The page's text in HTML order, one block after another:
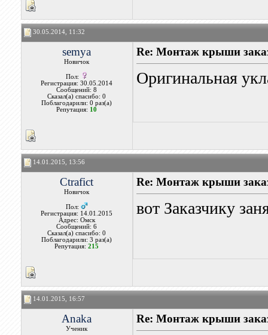
30.05.2014, 11:32
semya
Новичок
Пол:
Регистрация: 30.05.2014
Сообщений: 8
Сказал(а) спасибо: 0
Поблагодарили: 0 раз(а)
Репутация: 10
Re: Монтаж крыши
Оригинальная
14.01.2015, 13:56
Ctrafict
Новичок
Пол:
Регистрация: 14.01.2015
Адрес: Омск
Сообщений: 6
Сказал(а) спасибо: 0
Поблагодарили: 3 раз(а)
Репутация:215
Re: Монтаж крыши
вот Заказчику
14.01.2015, 16:57
Anaka
Ученик
Re: Монтаж крыши